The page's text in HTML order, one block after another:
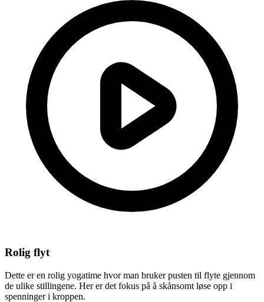
Rolig flyt
Dette er en rolig yogatime hvor man bruker pusten til flyte gjennom
de ulike stillingene. Her er det fokus på å skånsomt løse opp i
spenninger i kroppen.